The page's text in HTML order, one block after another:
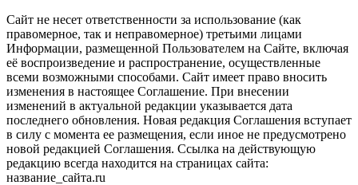
Сайт не несет ответственности за использование (как
правомерное, так и неправомерное) третьими лицами
Информации, размещенной Пользователем на Сайте, включая
её воспроизведение и распространение, осуществленные
всеми возможными способами. Сайт имеет право вносить
изменения в настоящее Соглашение. При внесении
изменений в актуальной редакции указывается дата
последнего обновления. Новая редакция Соглашения вступает
в силу с момента ее размещения, если иное не предусмотрено
новой редакцией Соглашения. Ссылка на действующую
редакцию всегда находится на страницах сайта:
название_сайта.ru